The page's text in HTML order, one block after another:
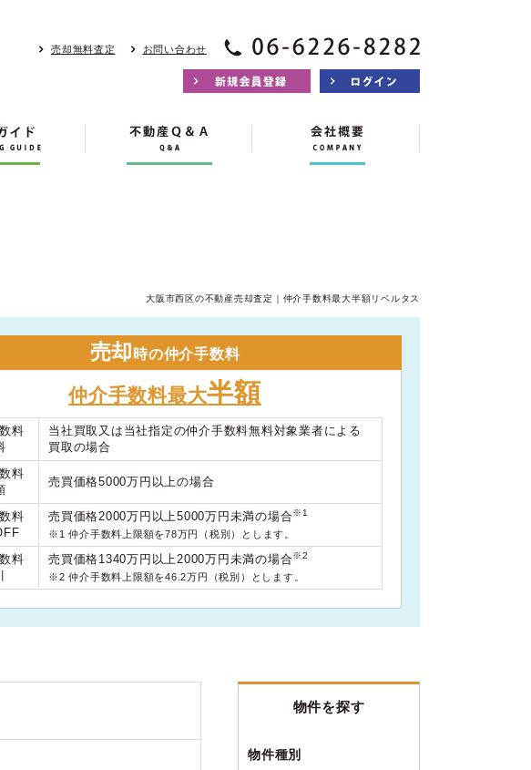
売却無料査定 お問い合わせ
大阪市西区の不動産売却査定｜仲介手数料最大半額リベルタス
売却時の仲介手数料
仲介手数料最大半額
料
当社買取又は当社指定の仲介手数料無料対象業者による
買取の場合
料
売買価格5000万円以上の場合
料
売買価格2000万円以上5000万円未満の場合※1
※1 仲介手数料上限額を78万円（税別）とします。
料
売買価格1340万円以上2000万円未満の場合※2
※2 仲介手数料上限額を46.2万円（税別）とします。
物件を探す
物件種別